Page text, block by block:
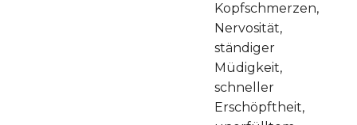
Kopfschmerzen,
Nervosität,
ständiger
Müdigkeit,
schneller
Erschöpftheit,